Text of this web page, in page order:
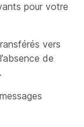
pour votre
vers
de